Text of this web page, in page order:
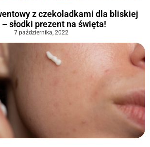
z czekoladkami dla bliskiej
słodki prezent na święta!
7 października, 2022